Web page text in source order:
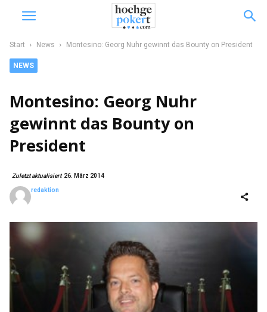
Start News Montesino: Georg Nuhr gewinnt das Bounty on President
NEWS
Montesino: Georg Nuhr
gewinnt das Bounty on
President
Zuletzt aktualisiert 26. März 2014
redaktion